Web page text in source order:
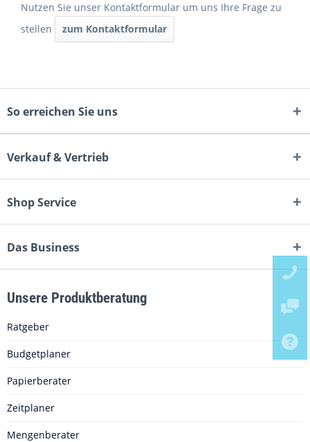
Nutzen Sie unser Kontaktformular um uns Ihre Frage zu
stellen
zum Kontaktformular
So erreichen Sie uns
Verkauf & Vertrieb
Shop Service
Das Business
Unsere Produktberatung
Ratgeber
Budgetplaner
Papierberater
Zeitplaner
Mengenberater